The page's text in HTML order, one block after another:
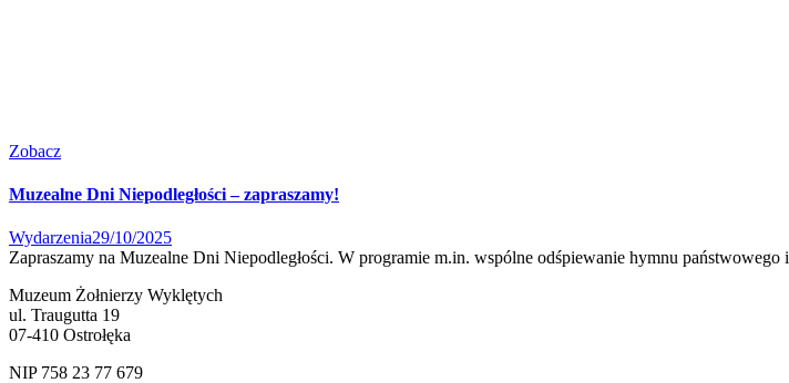
Zobacz
Muzealne Dni Niepodległości – zapraszamy!
Wydarzenia29/10/2025
Zapraszamy na Muzealne Dni Niepodległości. W programie m.in. wspólne odśpiewanie hymnu
Muzeum Żołnierzy Wyklętych
ul. Traugutta 19
07-410 Ostrołęka
NIP 758 23 77 679